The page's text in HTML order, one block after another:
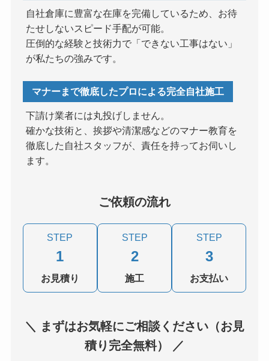
自社倉庫に豊富な在庫を完備しているため、お待
たせしないスピード手配が可能。
圧倒的な経験と技術力で「できない工事はない」
が私たちの強みです。
マナーまで徹底したプロによる完全自社施工
下請け業者には丸投げしません。
確かな技術と、挨拶や清潔感などのマナー教育を
徹底した自社スタッフが、責任を持ってお伺いし
ます。
ご依頼の流れ
STEP
1
お見積り
STEP
2
施工
STEP
3
お支払い
＼ まずはお気軽にご相談ください（お見
積り完全無料） ／